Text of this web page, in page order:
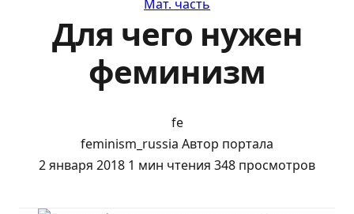
Мат. часть
Для чего нужен
феминизм
fe
feminism_russia Автор портала
2 января 2018 1 мин чтения 348 просмотров